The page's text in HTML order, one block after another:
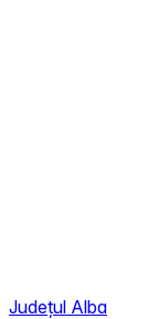
Județul Alba